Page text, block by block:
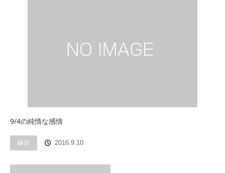
9/4の純情な感情
練習 2016.9.10